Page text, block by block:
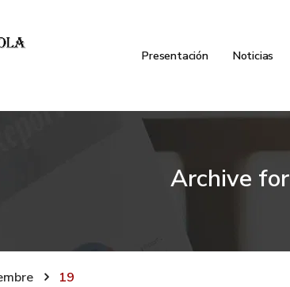
Presentación Noticias
Archive for
19